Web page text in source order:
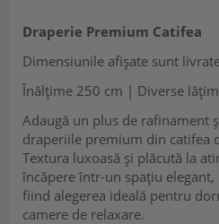
Draperie Premium Catifea
Dimensiunile afișate sunt
Înălțime 250 cm | Diverse
Adaugă un plus de rafinament
draperiile premium din catifea
Textura luxoasă și plăcută la
încăpere într-un spațiu
fiind alegerea ideală pentru
camere de relaxare.